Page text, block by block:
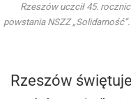
Rzeszów uczcił 45.
powstania NSZZ
Rzeszów